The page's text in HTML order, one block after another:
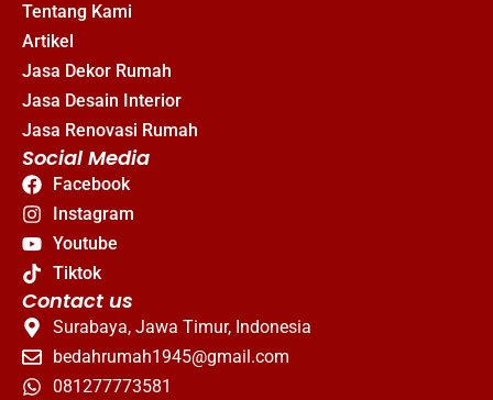
Tentang Kami
Artikel
Jasa Dekor Rumah
Jasa Desain Interior
Jasa Renovasi Rumah
Social Media
Facebook
Instagram
Youtube
Tiktok
Contact us
Surabaya, Jawa Timur, Indonesia
bedahrumah1945@gmail.com
081277773581